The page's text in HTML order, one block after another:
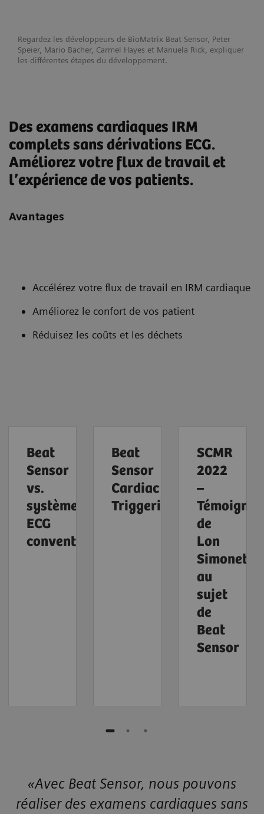
Regardez les développeurs de BioMatrix Beat Sensor, Peter
Speier, Mario Bacher, Carmel Hayes et Manuela Rick, expliquer
les différentes étapes du développement.
Des examens cardiaques IRM
complets sans dérivations ECG.
Améliorez votre flux de travail et
l’expérience de vos patients.
Avantages
Accélérez votre flux de travail en IRM cardiaque
Améliorez le confort de vos patient
Réduisez les coûts et les déchets
Beat
Sensor
vs.
système
ECG
conventionnel
Beat
Sensor
Cardiac
Triggering
SCMR
2022
–
de
Lon
Simonetti
au
sujet
de
Beat
Sensor
«Avec Beat Sensor, nous pouvons
réaliser des examens cardiaques sans